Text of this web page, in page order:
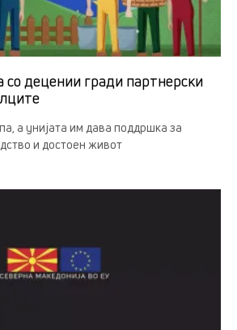
со децении гради партнерски
а унијата им дава поддршка за
и достоен живот